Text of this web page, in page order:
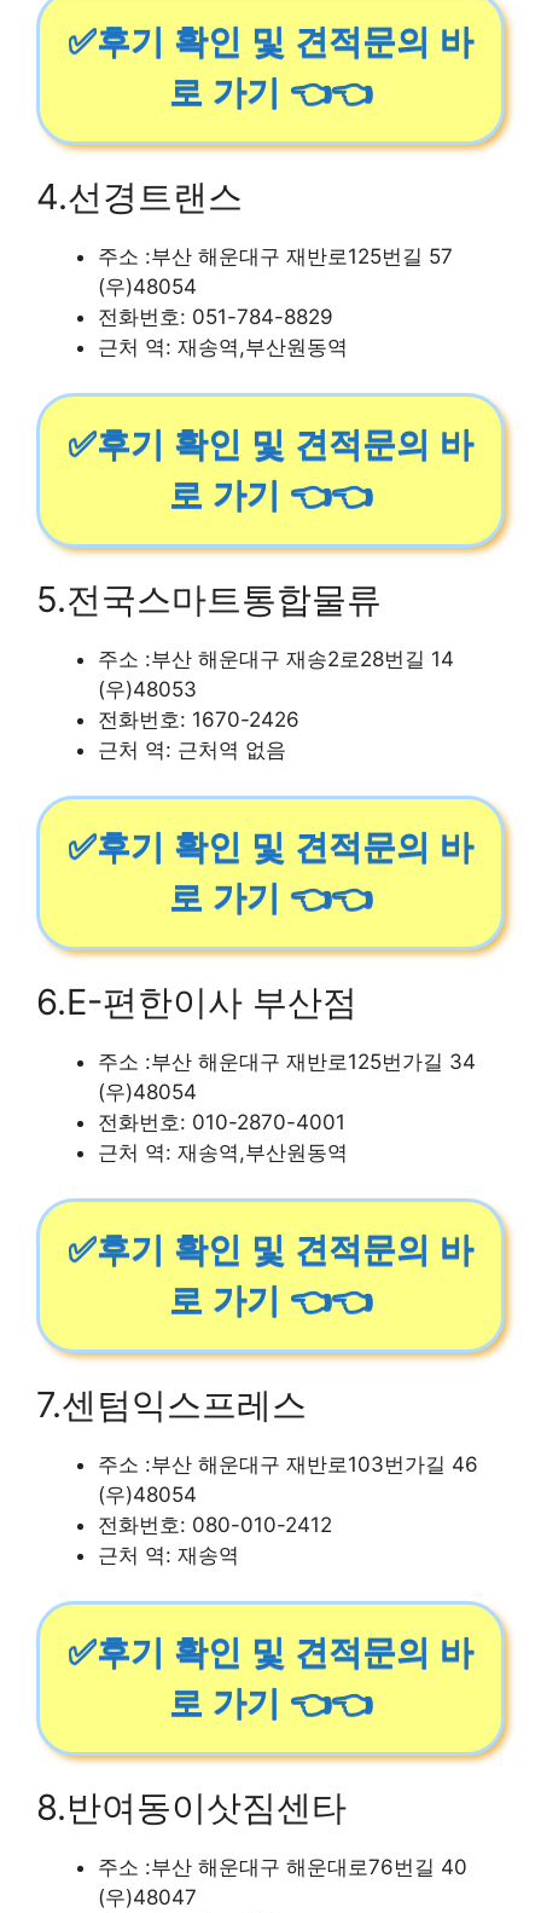
✅후기 확인 및 견적문의 바
로 가기 👈👈
4.선경트랜스
주소 :부산 해운대구 재반로125번길 57
(우)48054
전화번호: 051-784-8829
근처 역: 재송역,부산원동역
✅후기 확인 및 견적문의 바
로 가기 👈👈
5.전국스마트통합물류
주소 :부산 해운대구 재송2로28번길 14
(우)48053
전화번호: 1670-2426
근처 역: 근처역 없음
✅후기 확인 및 견적문의 바
로 가기 👈👈
6.E-편한이사 부산점
주소 :부산 해운대구 재반로125번가길 34
(우)48054
전화번호: 010-2870-4001
근처 역: 재송역,부산원동역
✅후기 확인 및 견적문의 바
로 가기 👈👈
7.센텀익스프레스
주소 :부산 해운대구 재반로103번가길 46
(우)48054
전화번호: 080-010-2412
근처 역: 재송역
✅후기 확인 및 견적문의 바
로 가기 👈👈
8.반여동이삿짐센타
주소 :부산 해운대구 해운대로76번길 40
(우)48047